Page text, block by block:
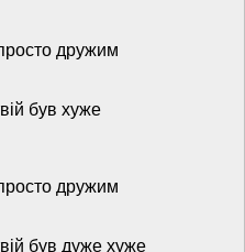
дружим
був хуже
дружим
був дуже хуже